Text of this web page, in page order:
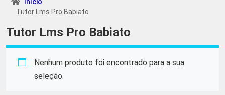
...
Tutor Lms Pro Babiato
Tutor Lms Pro Babiato
Nenhum produto foi encontrado para a sua
seleção.